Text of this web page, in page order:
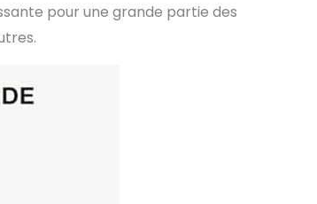
pour une grande partie des